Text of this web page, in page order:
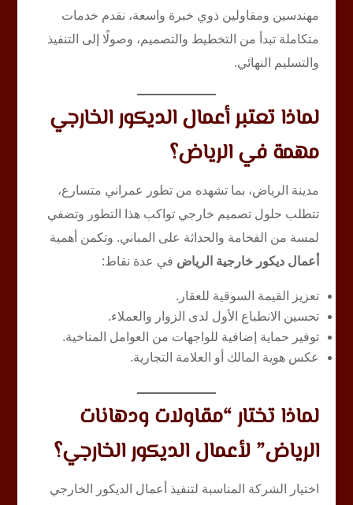
مهندسين ومقاولين ذوي خبرة واسعة، نقدم خدمات
متكاملة تبدأ من التخطيط والتصميم، وصولًا إلى التنفيذ
والتسليم النهائي.
لماذا تعتبر أعمال الديكور الخارجي
مهمة في الرياض؟
مدينة الرياض، بما تشهده من تطور عمراني متسارع،
تتطلب حلول تصميم خارجي تواكب هذا التطور وتضفي
لمسة من الفخامة والحداثة على المباني. وتكمن أهمية
أعمال ديكور خارجية الرياض في عدة نقاط:
تعزيز القيمة السوقية للعقار.
تحسين الانطباع الأول لدى الزوار والعملاء.
توفير حماية إضافية للواجهات من العوامل المناخية.
عكس هوية المالك أو العلامة التجارية.
لماذا تختار “مقاولات ودهانات
الرياض” لأعمال الديكور الخارجي؟
اختيار الشركة المناسبة لتنفيذ أعمال الديكور الخارجي